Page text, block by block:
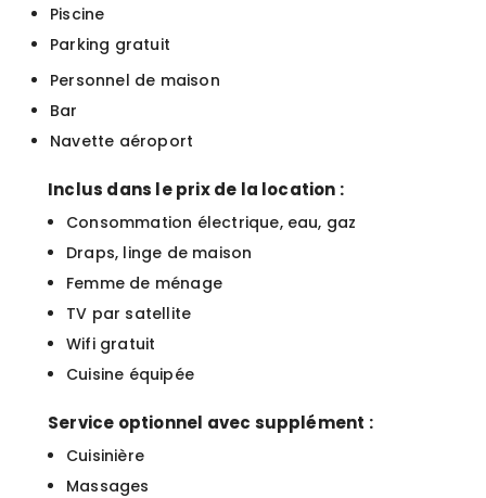
Piscine
Parking gratuit
Personnel de maison
Bar
Navette aéroport
Inclus dans le prix de la location :
Consommation électrique, eau, gaz
Draps, linge de maison
Femme de ménage
TV par satellite
Wifi gratuit
Cuisine équipée
Service optionnel avec supplément :
Cuisinière
Massages